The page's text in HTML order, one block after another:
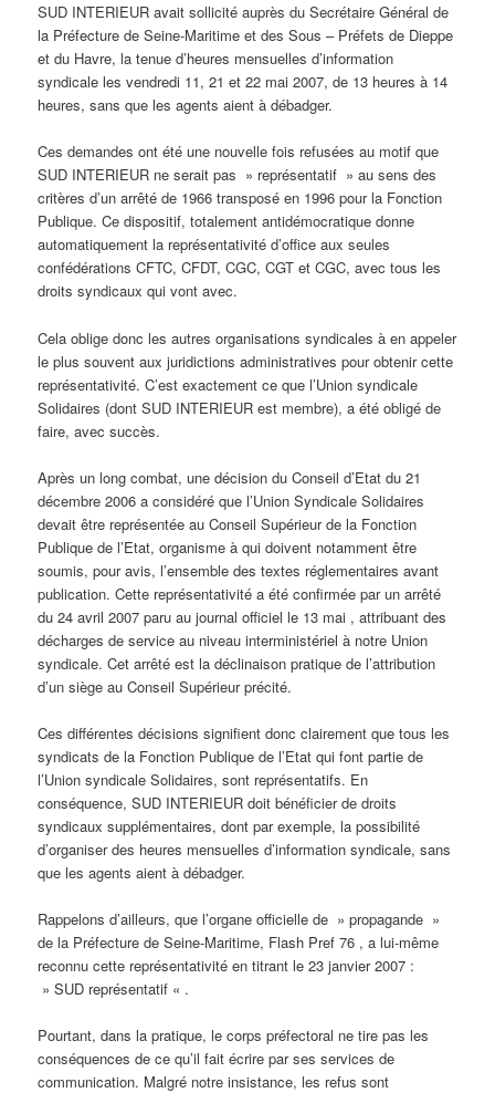
SUD INTERIEUR avait sollicité auprès du Secrétaire Général de
la Préfecture de Seine-Maritime et des Sous – Préfets de Dieppe
et du Havre, la tenue d’heures mensuelles d’information
syndicale les vendredi 11, 21 et 22 mai 2007, de 13 heures à 14
heures, sans que les agents aient à débadger.
Ces demandes ont été une nouvelle fois refusées au motif que
SUD INTERIEUR ne serait pas » représentatif » au sens des
critères d’un arrêté de 1966 transposé en 1996 pour la Fonction
Publique. Ce dispositif, totalement antidémocratique donne
automatiquement la représentativité d’office aux seules
confédérations CFTC, CFDT, CGC, CGT et CGC, avec tous les
droits syndicaux qui vont avec.
Cela oblige donc les autres organisations syndicales à en appeler
le plus souvent aux juridictions administratives pour obtenir cette
représentativité. C’est exactement ce que l’Union syndicale
Solidaires (dont SUD INTERIEUR est membre), a été obligé de
faire, avec succès.
Après un long combat, une décision du Conseil d’Etat du 21
décembre 2006 a considéré que l’Union Syndicale Solidaires
devait être représentée au Conseil Supérieur de la Fonction
Publique de l’Etat, organisme à qui doivent notamment être
soumis, pour avis, l’ensemble des textes réglementaires avant
publication. Cette représentativité a été confirmée par un arrêté
du 24 avril 2007 paru au journal officiel le 13 mai , attribuant des
décharges de service au niveau interministériel à notre Union
syndicale. Cet arrêté est la déclinaison pratique de l’attribution
d’un siège au Conseil Supérieur précité.
Ces différentes décisions signifient donc clairement que tous les
syndicats de la Fonction Publique de l’Etat qui font partie de
l’Union syndicale Solidaires, sont représentatifs. En
conséquence, SUD INTERIEUR doit bénéficier de droits
syndicaux supplémentaires, dont par exemple, la possibilité
d’organiser des heures mensuelles d’information syndicale, sans
que les agents aient à débadger.
Rappelons d’ailleurs, que l’organe officielle de » propagande »
de la Préfecture de Seine-Maritime, Flash Pref 76 , a lui-même
reconnu cette représentativité en titrant le 23 janvier 2007 :
» SUD représentatif « .
Pourtant, dans la pratique, le corps préfectoral ne tire pas les
conséquences de ce qu’il fait écrire par ses services de
communication. Malgré notre insistance, les refus sont